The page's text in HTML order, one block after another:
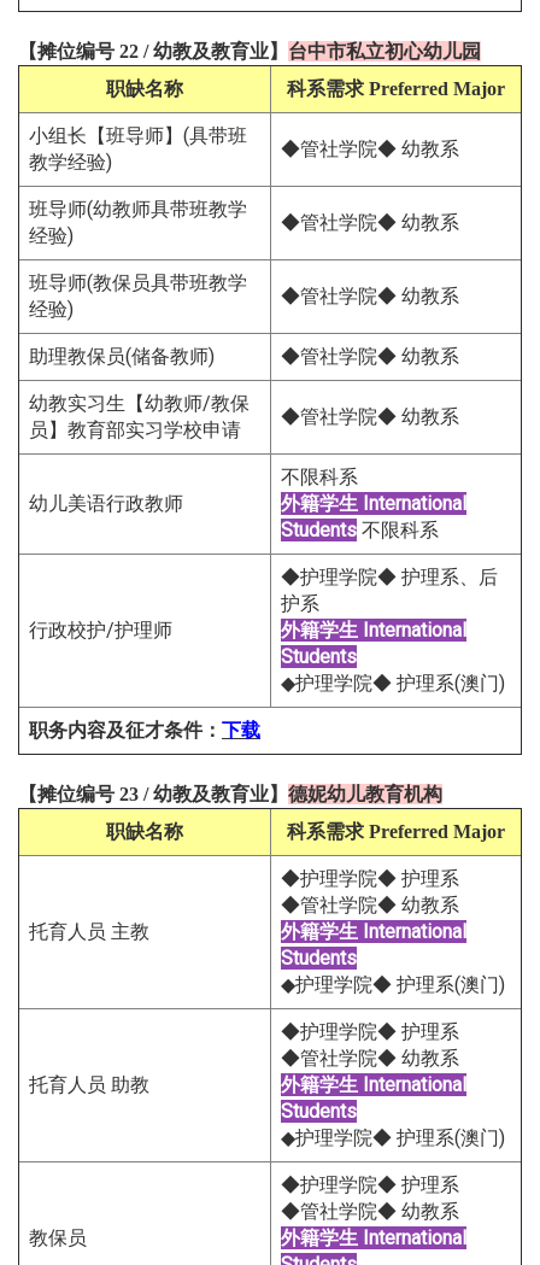
【摊位编号 22 /幼教及教育业】 台中市私立初心幼儿园
职缺名称
科系需求 Preferred Major
小组长【班导师】(具带班
教学经验)
◆管社学院◆ 幼教系
班导师(幼教师具带班教学
经验)
◆管社学院◆ 幼教系
班导师(教保员具带班教学
经验)
◆管社学院◆ 幼教系
助理教保员(储备教师) ◆管社学院◆ 幼教系
幼教实习生【幼教师/教保
员】教育部实习学校申请
◆管社学院◆ 幼教系
幼儿美语行政教师
不限科系
外籍学生 International
Students 不限科系
行政校护/护理师
◆护理学院◆ 护理系、后
护系
外籍学生 International
Students
◆护理学院◆ 护理系(澳门)
职务内容及征才条件： 下载
【摊位编号 23 /幼教及教育业】 德妮幼儿教育机构
职缺名称
科系需求 Preferred Major
托育人员 主教
◆护理学院◆ 护理系
◆管社学院◆ 幼教系
外籍学生 International
Students
◆护理学院◆ 护理系(澳门)
托育人员 助教
◆护理学院◆ 护理系
◆管社学院◆ 幼教系
外籍学生 International
Students
◆护理学院◆ 护理系(澳门)
教保员
◆护理学院◆ 护理系
◆管社学院◆ 幼教系
外籍学生 International